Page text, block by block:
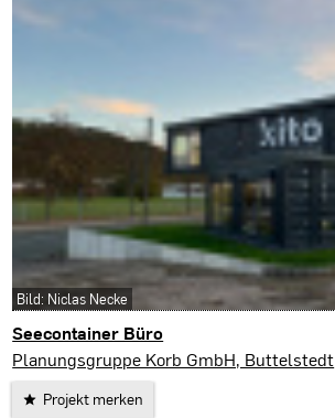
Seecontainer Büro
Bad Blankenburg
Planungsgruppe Korb GmbH, Buttelstedt
Projekt merken
Bild: Niclas Necke